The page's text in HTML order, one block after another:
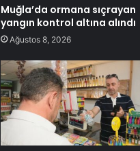
Muğla’da ormana sıçrayan
yangın kontrol altına alındı
Ağustos 8, 2026